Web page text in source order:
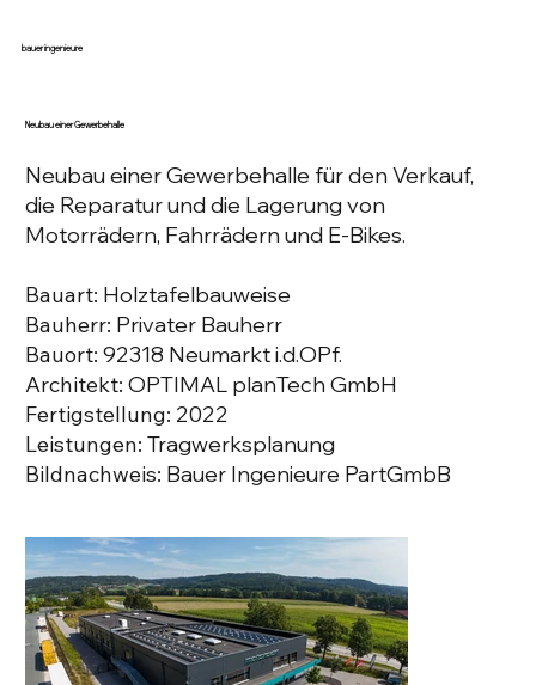
bauer ingenieure
Neubau einer Gewerbehalle
Neubau einer Gewerbehalle für den Verkauf,
die Reparatur und die Lagerung von
Motorrädern, Fahrrädern und E-Bikes.
Bauart: Holztafelbauweise
Bauherr: Privater Bauherr
Bauort:92318 Neumarkt i.d.OPf.
Architekt:OPTIMAL planTech GmbH
Fertigstellung: 2022
Leistungen:Tragwerksplanung
Bildnachweis: Bauer Ingenieure PartGmbB